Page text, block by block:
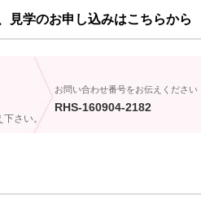
見学のお申し込みはこちらから
下さい。
お問い合わせ番号をお伝えください
RHS-160904-2182